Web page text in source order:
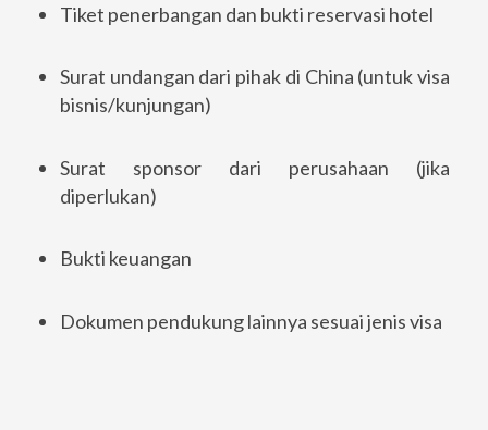
Tiket penerbangan dan bukti reservasi hotel
Surat undangan dari pihak di China (untuk visa
bisnis/kunjungan)
Surat sponsor dari perusahaan (jika
diperlukan)
Bukti keuangan
Dokumen pendukung lainnya sesuai jenis visa